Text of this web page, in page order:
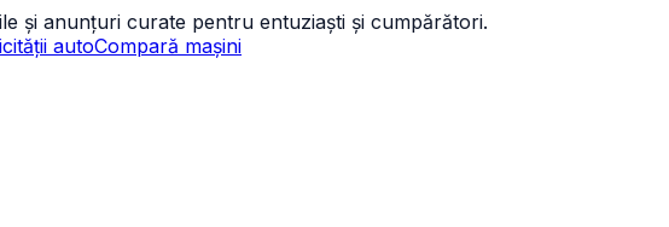
și anunțuri curate pentru entuziaști și cumpărători.
autoCompară mașini